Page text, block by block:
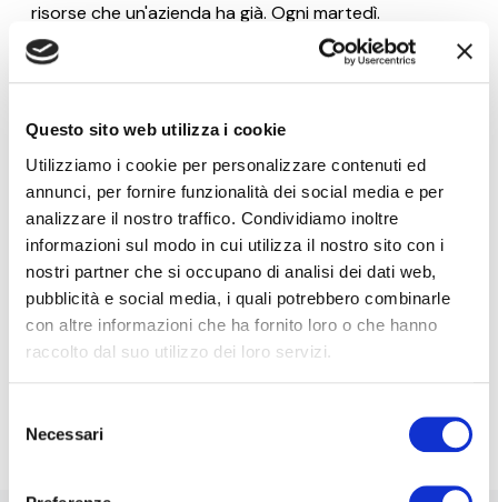
Questo sito web utilizza i cookie
Utilizziamo i cookie per personalizzare contenuti ed
annunci, per fornire funzionalità dei social media e per
analizzare il nostro traffico. Condividiamo inoltre
informazioni sul modo in cui utilizza il nostro sito con i
nostri partner che si occupano di analisi dei dati web,
pubblicità e social media, i quali potrebbero combinarle
con altre informazioni che ha fornito loro o che hanno
raccolto dal suo utilizzo dei loro servizi.
delNecessari
risorse che un'azienda ha già. Ogni martedì.
Nome*
Ai sensi e per gli effetti degli artt. 6, 7, 12, 13 del
Regolamento UE 2016/679 – GDPR. Esprimo il
consenso al trattamento dati per finalità B), attività
di marketing diretto dell'informativa per il
trattamento dei dati personali.